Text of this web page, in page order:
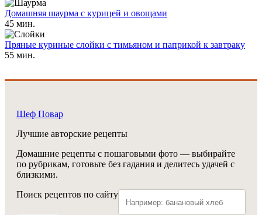
Домашняя шаурма с курицей и овощами
45 мин.
Пряные куриные слойки с тимьяном и паприкой к завтраку
55 мин.
Шеф Повар
Лучшие авторские рецепты
Домашние рецепты с пошаговыми фото — выбирайте
по рубрикам, готовьте без гадания и делитесь удачей с
близкими.
Поиск рецептов по сайту